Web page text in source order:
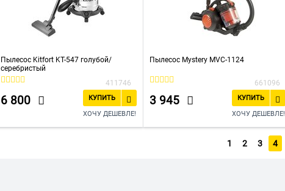
Пылесос Kitfort KT-547 голубой/
серебристый
411746
6 800
КУПИТЬ
ХОЧУ ДЕШЕВЛЕ!
Пылесос Mystery MVC-1124
661096
3 945
КУПИТЬ
ХОЧУ ДЕШЕВЛЕ!
1 2 3 4